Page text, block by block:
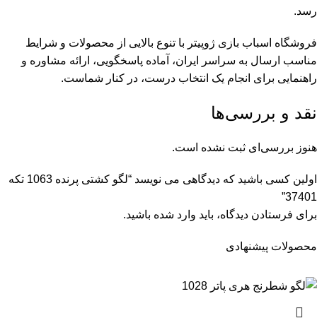
رسد.
فروشگاه اسباب بازی ژوپیتر با تنوع بالایی از محصولات و شرایط
مناسب ارسال به سراسر ایران، آماده پاسخگویی، ارائه مشاوره و
راهنمایی برای انجام یک انتخاب درست، در کنار شماست.
نقد و بررسی‌ها
هنوز بررسی‌ای ثبت نشده است.
اولین کسی باشید که دیدگاهی می نویسد “لگو کشتی پرنده 1063 تکه
37401”
برای فرستادن دیدگاه، باید وارد شده باشید.
محصولات پیشنهادی